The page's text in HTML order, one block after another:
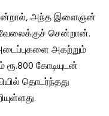
அந்த இளைஞன்
சென்றான்.
அகற்றும்
கோடியுடன்
தொடர்ந்தது